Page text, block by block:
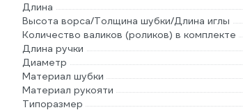
Длина
Высота ворса/Толщина шубки/Длина иглы
Количество валиков (роликов) в комплекте
Длина ручки
Диаметр
Материал шубки
Материал рукояти
Типоразмер